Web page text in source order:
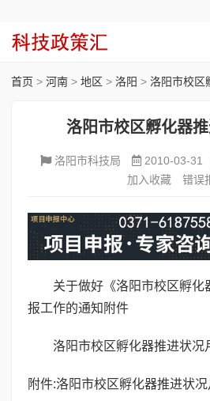
首页 > 河南 > 地区 > 洛阳 > 洛阳市校区
洛阳市校区孵化器
洛阳市科技局 2010-03-31
加入收藏
错误
关于做好《洛阳市校区孵化
报工作的通知附件
洛阳市校区孵化器推进状况
附件:洛阳市校区孵化器推进状况